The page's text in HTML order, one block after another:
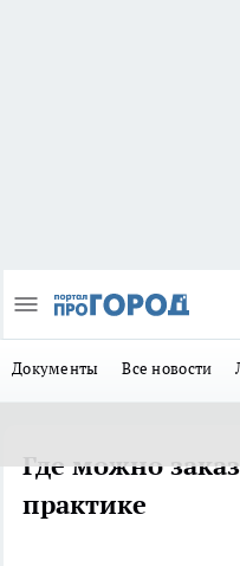
Документы Все новости
Где можно
практике